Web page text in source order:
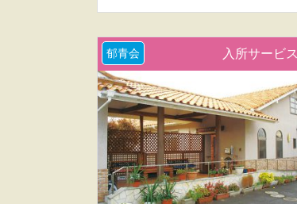
郁青会 入所サービス